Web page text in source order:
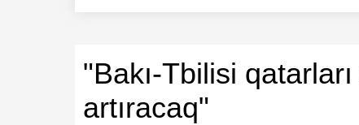
"Bakı-Tbilisi qatarları
artıracaq"